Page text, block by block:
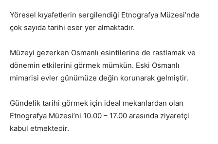
Yöresel kıyafetlerin sergilendiği Etnografya Müzesi’nde
çok sayıda tarihi eser yer almaktadır.
Müzeyi gezerken Osmanlı esintilerine de rastlamak ve
dönemin etkilerini görmek mümkün. Eski Osmanlı
mimarisi evler günümüze değin korunarak gelmiştir.
Gündelik tarihi görmek için ideal mekanlardan olan
Etnografya Müzesi’ni 10.00 – 17.00 arasında ziyaretçi
kabul etmektedir.